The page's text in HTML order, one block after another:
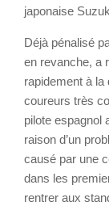
japonaise
Déjà pénalisé
en revanche, a
rapidement à la
coureurs très
pilote espagnol
raison d’un
causé par une
dans les
rentrer aux